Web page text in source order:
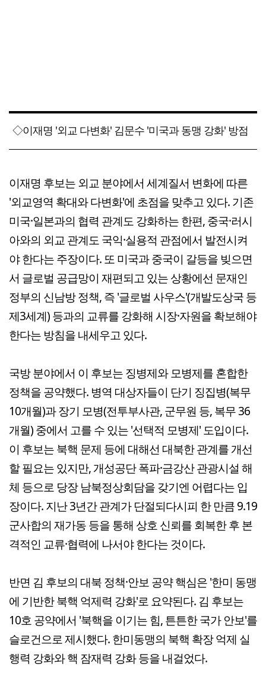
◇이재명 '외교 다변화' 김문수 '미국과 동맹 강화' 방점
이재명 후보는 외교 분야에서 세계질서 변화에 따른
'외교영역 확대와 다변화'에 초점을 맞추고 있다. 기존
미국·일본과의 협력 관계도 강화하는 한편, 중국·러시
아와의 외교 관계도 국익·실용적 관점에서 발전시켜
야 한다는 주장이다. 또 미국과 중국이 갈등을 빚으면
서 글로벌 공급망이 재편되고 있는 상황에선 문재인
정부의 신남방 정책, 즉 '글로벌 사우스'(개발도상국 등
제3세계) 등과의 교류를 강화해 시장·자원을 확보해야
한다는 방침을 내세우고 있다.
국방 분야에서 이 후보는 징병제와 모병제를 혼합한
정책을 공약했다. 병역 대상자들이 단기 징집병(복무
10개월)과 장기 모병(전투부사관, 군무원 등, 복무 36
개월) 중에서 고를 수 있는 '선택적 모병제' 도입이다.
이 후보는 북핵 문제 등에 대해선 대북한 관계를 개선
할 필요는 있지만, 개성공단 폭파·금강산 관광시설 해
체 등으로 당장 남북정상회담을 갖기엔 어렵다는 입
장이다. 지난 3년간 관계가 단절되다시피 한 만큼 9.19
군사합의 재가동 등을 통해 상호 신뢰를 회복한 후 본
격적인 교류·협력에 나서야 한다는 것이다.
반면 김 후보의 대북 정책·안보 공약 핵심은 '한미 동맹
에 기반한 북핵 억제력 강화'로 요약된다. 김 후보는
10호 공약에서 '북핵을 이기는 힘, 튼튼한 국가 안보'를
슬로건으로 제시했다. 한미동맹의 북핵 확장 억제 실
행력 강화와 핵 잠재력 강화 등을 내걸었다.